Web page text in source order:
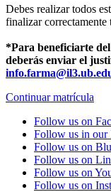
Debes realizar todos
finalizar correctamente
*Para beneficiarte
deberás enviar el
Continuar matrícula
Follow us on
Follow us in our
Follow us on
Follow us on
Follow us on
Follow us on